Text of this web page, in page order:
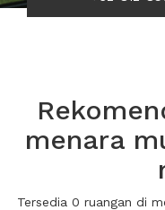
menara
Tersedia 0 ruangan di